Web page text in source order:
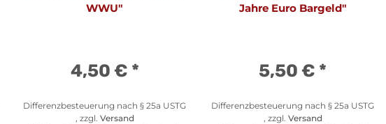
WWU"
4,50 € *
Differenzbesteuerung nach § 25a USTG
, zzgl. Versand
Jahre Euro Bargeld"
5,50 € *
Differenzbesteuerung nach § 25a USTG
, zzgl. Versand